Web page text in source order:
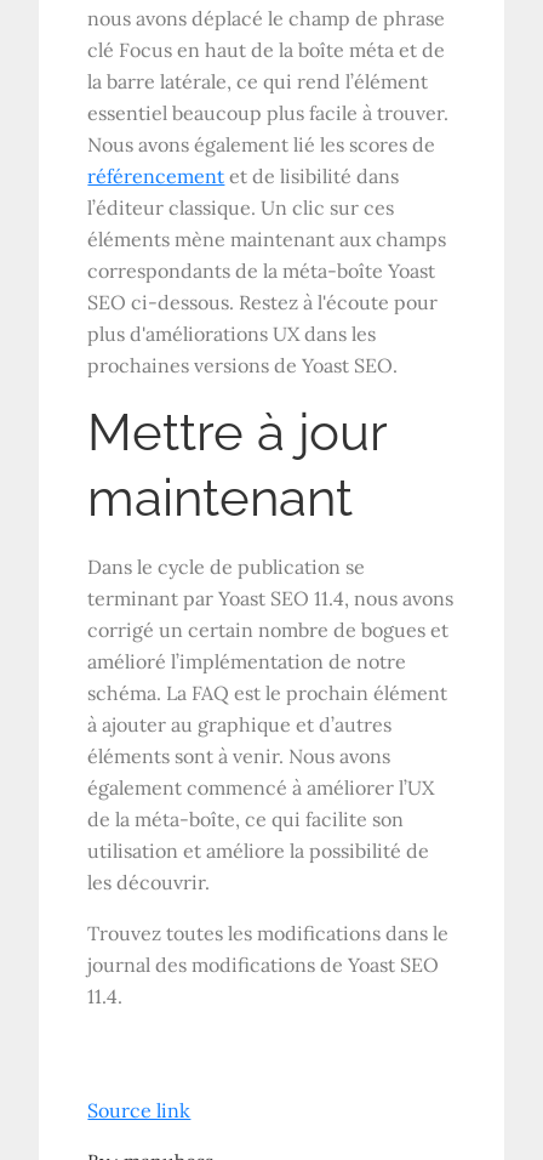
nous avons déplacé le champ de phrase
clé Focus en haut de la boîte méta et de
la barre latérale, ce qui rend l’élément
essentiel beaucoup plus facile à trouver.
Nous avons également lié les scores de
référencement et de lisibilité dans
l’éditeur classique. Un clic sur ces
éléments mène maintenant aux champs
correspondants de la méta-boîte Yoast
SEO ci-dessous. Restez à l'écoute pour
plus d'améliorations UX dans les
prochaines versions de Yoast SEO.
Mettre à jour
maintenant
Dans le cycle de publication se
terminant par Yoast SEO 11.4, nous avons
corrigé un certain nombre de bogues et
amélioré l’implémentation de notre
schéma. La FAQ est le prochain élément
à ajouter au graphique et d’autres
éléments sont à venir. Nous avons
également commencé à améliorer l’UX
de la méta-boîte, ce qui facilite son
utilisation et améliore la possibilité de
les découvrir.
Trouvez toutes les modifications dans le
journal des modifications de Yoast SEO
11.4.
Source link